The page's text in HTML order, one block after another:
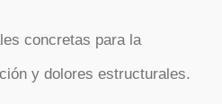
concretas para la
y dolores estructurales.